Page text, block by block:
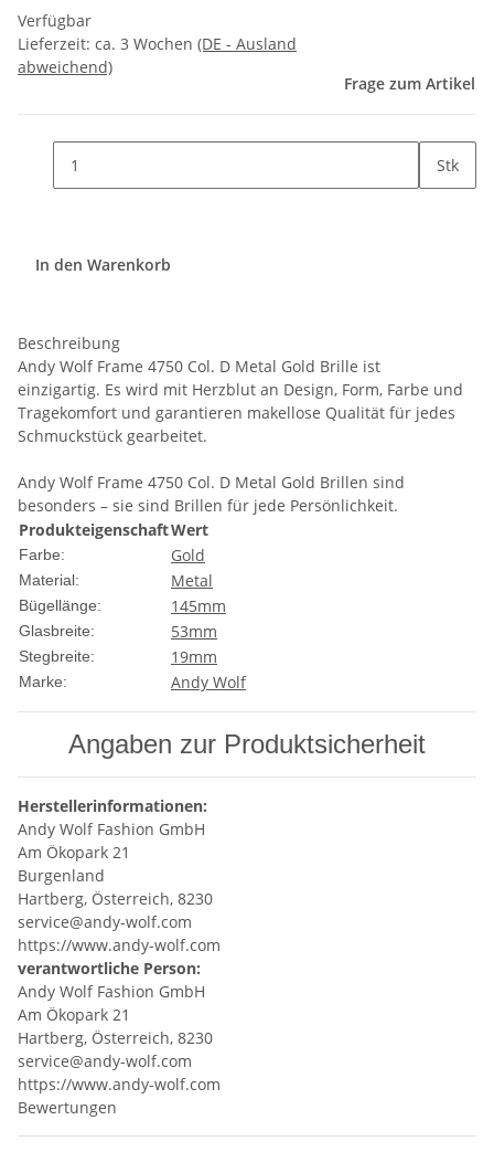
Verfügbar
Lieferzeit: ca. 3 Wochen (DE - Ausland
abweichend)
Frage zum Artikel
Stk
In den Warenkorb
Beschreibung
Andy Wolf Frame 4750 Col. D Metal Gold Brille ist
einzigartig. Es wird mit Herzblut an Design, Form, Farbe und
Tragekomfort und garantieren makellose Qualität für jedes
Schmuckstück gearbeitet.
Andy Wolf Frame 4750 Col. D Metal Gold Brillen sind
besonders – sie sind Brillen für jede Persönlichkeit.
ProdukteigenschaftWert
Farbe: Gold
Material: Metal
Bügellänge: 145mm
Glasbreite: 53mm
Stegbreite: 19mm
Marke: Andy Wolf
Angaben zur Produktsicherheit
Herstellerinformationen:
Andy Wolf Fashion GmbH
Am Ökopark 21
Burgenland
Hartberg, Österreich, 8230
service@andy-wolf.com
https://www.andy-wolf.com
verantwortliche Person:
Andy Wolf Fashion GmbH
Am Ökopark 21
Hartberg, Österreich, 8230
service@andy-wolf.com
https://www.andy-wolf.com
Bewertungen